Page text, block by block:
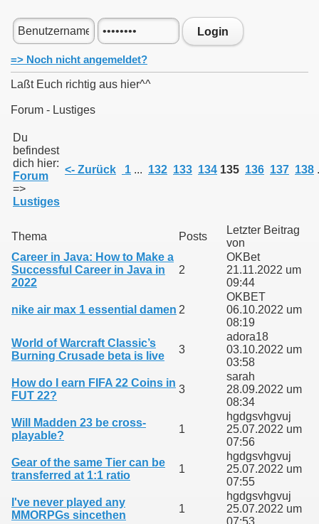
Login
=> Noch nicht angemeldet?
Laßt Euch richtig aus hier^^
Forum - Lustiges
Du
befindest
dich hier:
Forum
=>
Lustiges
<- Zurück 1 ... 132 133 134 135 136 137 138
Thema Posts
Letzter Beitrag
von
Career in Java: How to Make a
Successful Career in Java in
2022
2
OKBet
21.11.2022 um
09:44
nike air max 1 essential damen 2
OKBET
06.10.2022 um
08:19
World of Warcraft Classic’s
Burning Crusade beta is live
3
adora18
03.10.2022 um
03:58
How do I earn FIFA 22 Coins in
FUT 22?
3
sarah
28.09.2022 um
08:34
Will Madden 23 be cross-
playable?
1
hgdgsvhgvuj
25.07.2022 um
07:56
Gear of the same Tier can be
transferred at 1:1 ratio
1
hgdgsvhgvuj
25.07.2022 um
07:55
I've never played any
MMORPGs sincethen
1
hgdgsvhgvuj
25.07.2022 um
07:53